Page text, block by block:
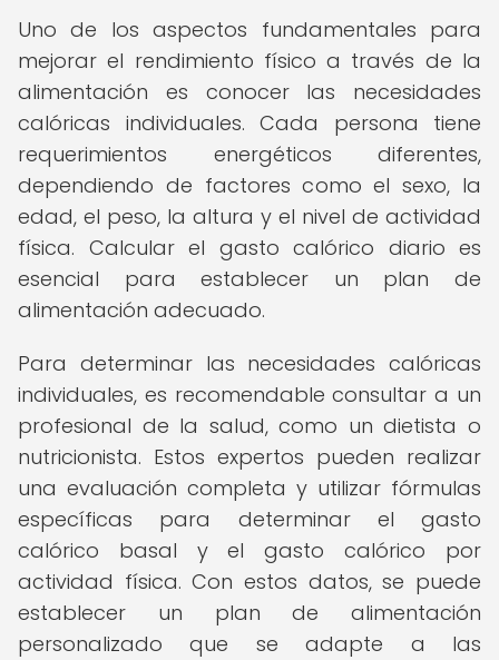
Uno de los aspectos fundamentales para
mejorar el rendimiento físico a través de la
alimentación es conocer las necesidades
calóricas individuales. Cada persona tiene
requerimientos energéticos diferentes,
dependiendo de factores como el sexo, la
edad, el peso, la altura y el nivel de actividad
física. Calcular el gasto calórico diario es
esencial para establecer un plan de
alimentación adecuado.
Para determinar las necesidades calóricas
individuales, es recomendable consultar a un
profesional de la salud, como un dietista o
nutricionista. Estos expertos pueden realizar
una evaluación completa y utilizar fórmulas
específicas para determinar el gasto
calórico basal y el gasto calórico por
actividad física. Con estos datos, se puede
establecer un plan de alimentación
personalizado que se adapte a las